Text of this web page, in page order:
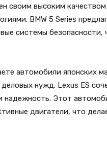
своим высоким
BMW 5 Series
системы
автомобили японских
нужд. Lexus ES
надежность. Этот
двигатели, что